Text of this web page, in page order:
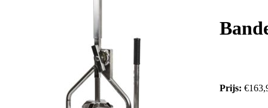
Prijs: